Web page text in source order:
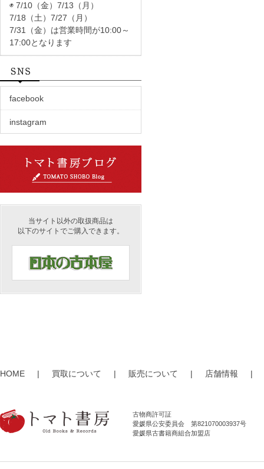
◉ 7/10（金）7/13（月）
7/18（土）7/27（月）
7/31（金）は営業時間が10:00～
17:00となります
facebook
instagram
当サイト以外の取扱商品は
以下のサイトでご購入できます。
HOME | 買取について | 販売について | 店舗情報 |
古物商許可証
愛媛県公安委員会 第821070003937号
愛媛県古書籍商組合加盟店